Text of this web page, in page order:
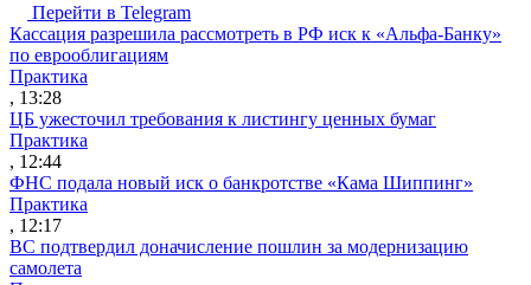
Перейти в Telegram
Кассация разрешила рассмотреть в РФ иск к «Альфа-Банку»
по еврооблигациям
Практика
, 13:28
ЦБ ужесточил требования к листингу ценных бумаг
Практика
, 12:44
ФНС подала новый иск о банкротстве «Кама Шиппинг»
Практика
, 12:17
ВС подтвердил доначисление пошлин за модернизацию
самолета